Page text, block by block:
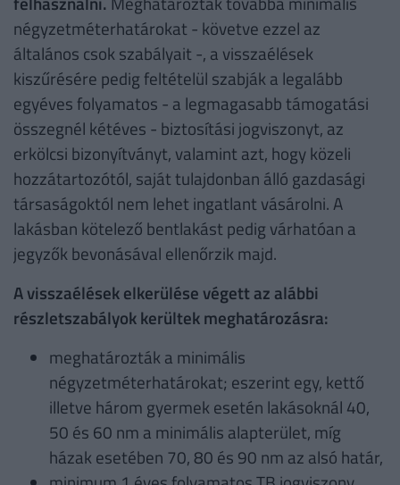
négyzetméterhatárokat - követve ezzel az
általános csok szabályait -, a visszaélések
kiszűrésére pedig feltételül szabják a legalább
egyéves folyamatos - a legmagasabb támogatási
összegnél kétéves - biztosítási jogviszonyt, az
erkölcsi bizonyítványt, valamint azt, hogy közeli
hozzátartozótól, saját tulajdonban álló gazdasági
társaságoktól nem lehet ingatlant vásárolni. A
lakásban kötelező bentlakást pedig várhatóan a
jegyzők bevonásával ellenőrzik majd.
A visszaélések elkerülése végett az alábbi
részletszabályok kerültek meghatározásra:
meghatározták a minimális
négyzetméterhatárokat; eszerint egy, kettő
illetve három gyermek esetén lakásoknál 40,
50 és 60 nm a minimális alapterület, míg
házak esetében 70, 80 és 90 nm az alsó határ,